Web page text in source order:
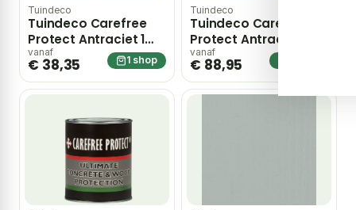
Tuindeco
Tuindeco Carefree
Protect Antraciet 1
liter – grijs
vanaf
€ 38,35 1 shop
Tuindeco
Tuindeco Carefree
Protect Antraciet 2,5
liter – grijs
vanaf
€ 88,95